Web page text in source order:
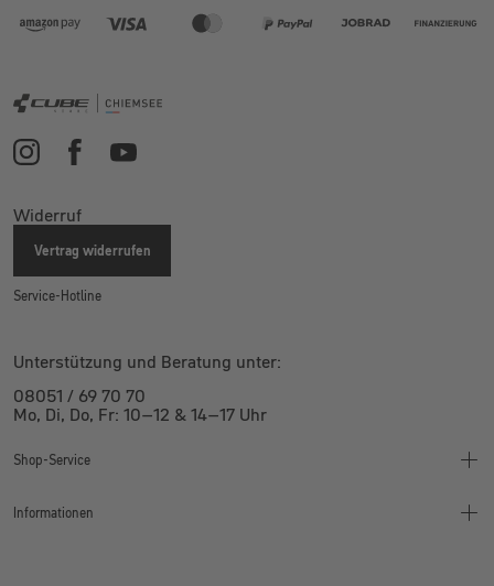
Widerruf
Vertrag widerrufen
Service-Hotline
Unterstützung und Beratung unter:
08051 / 69 70 70
Mo, Di, Do, Fr: 10–12 & 14–17 Uhr
Shop-Service
Informationen